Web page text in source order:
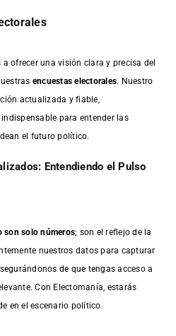
ofrecer una visión clara y precisa del
encuestas electorales. Nuestro
actualizada y fiable,
para entender las
el futuro político.
Entendiendo el Pulso
son solo números; son el reflejo de la
nuestros datos para capturar
de que tengas acceso a
Con Electomanía, estarás
en el escenario político.